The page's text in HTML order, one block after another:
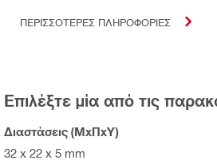
ΠΕΡΙΣΣΟΤΕΡΕΣ ΠΛΗΡΟΦΟΡΙΕΣ
Επιλέξτε μία από τις
Διαστάσεις (ΜxΠxΥ)
32 x 22 x 5 mm